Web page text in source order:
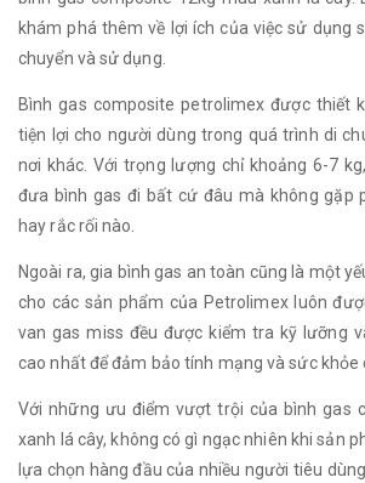
khám phá thêm về lợi ích của việc sử dụng
chuyển và sử dụng.
Bình gas composite petrolimex được thiết
tiện lợi cho người dùng trong quá trình di
nơi khác. Với trọng lượng chỉ khoảng 6-7
đưa bình gas đi bất cứ đâu mà không gặp
hay rắc rối nào.
Ngoài ra, gia bình gas an toàn cũng là một
cho các sản phẩm của Petrolimex luôn
van gas miss đều được kiểm tra kỹ lưỡng
cao nhất để đảm bảo tính mạng và sức khỏe
Với những ưu điểm vượt trội của bình gas
xanh lá cây, không có gì ngạc nhiên khi sản
lựa chọn hàng đầu của nhiều người tiêu